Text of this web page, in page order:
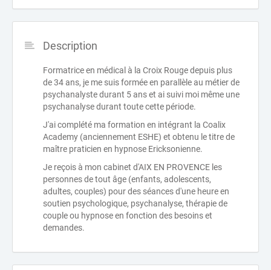
Description
Formatrice en médical à la Croix Rouge depuis plus
de 34 ans, je me suis formée en parallèle au métier de
psychanalyste durant 5 ans et ai suivi moi même une
psychanalyse durant toute cette période.
J'ai complété ma formation en intégrant la Coalix
Academy (anciennement ESHE) et obtenu le titre de
maître praticien en hypnose Ericksonienne.
Je reçois à mon cabinet d'AIX EN PROVENCE les
personnes de tout âge (enfants, adolescents,
adultes, couples) pour des séances d'une heure en
soutien psychologique, psychanalyse, thérapie de
couple ou hypnose en fonction des besoins et
demandes.